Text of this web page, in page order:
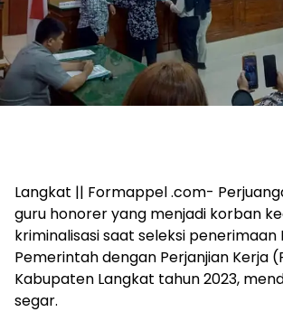
Langkat || Formappel .com-
guru honorer yang menjadi korban
kriminalisasi saat seleksi penerimaan
Pemerintah dengan Perjanjian Kerja
Kabupaten Langkat tahun 2023,
segar.